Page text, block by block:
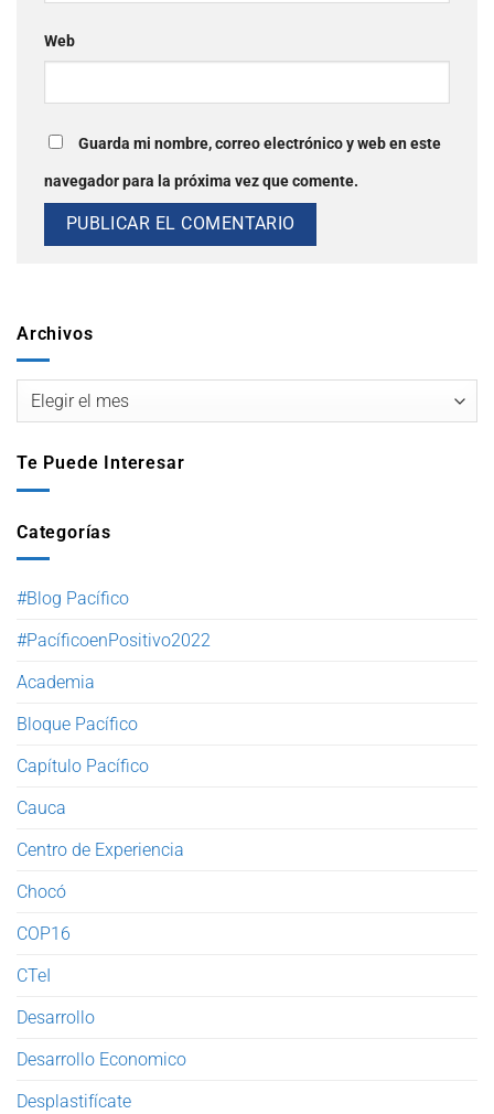
Archivos
Te Puede Interesar
Categorías
#Blog Pacífico
#PacíficoenPositivo2022
Academia
Bloque Pacífico
Capítulo Pacífico
Cauca
Centro de Experiencia
Chocó
COP16
CTeI
Desarrollo
Desarrollo Economico
Desplastifícate
Web
Guarda mi nombre, correo electrónico y web en este
navegador para la próxima vez que comente.